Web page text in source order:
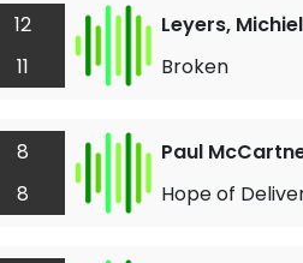
12
11
Leyers,
Broken
8
8
Paul
Hope of